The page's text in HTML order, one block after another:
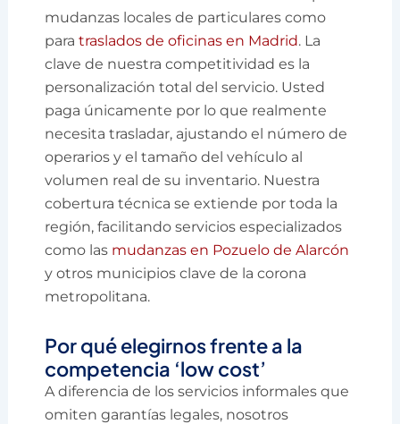
mudanzas locales de particulares como
paratraslados de oficinas en Madrid. La
clave de nuestra competitividad es la
personalización total del servicio. Usted
paga únicamente por lo que realmente
necesita trasladar, ajustando el número de
operarios y el tamaño del vehículo al
volumen real de su inventario. Nuestra
cobertura técnica se extiende por toda la
región, facilitando servicios especializados
como las mudanzas en Pozuelo de Alarcón
y otros municipios clave de la corona
metropolitana.
Por qué elegirnos frente a la
competencia ‘low cost’
A diferencia de los servicios informales que
omiten garantías legales, nosotros